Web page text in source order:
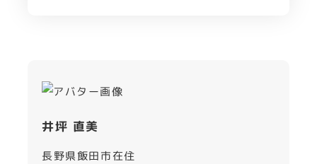
井坪 直美
長野県飯田市在住